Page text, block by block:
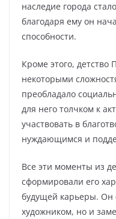
наследие города
благодаря ему он
способности.
Кроме этого,
некоторыми
преобладало
для него толчком к
участвовать в
нуждающимся и
Все эти моменты из
сформировали его
будущей карьеры. Он
художником, но и